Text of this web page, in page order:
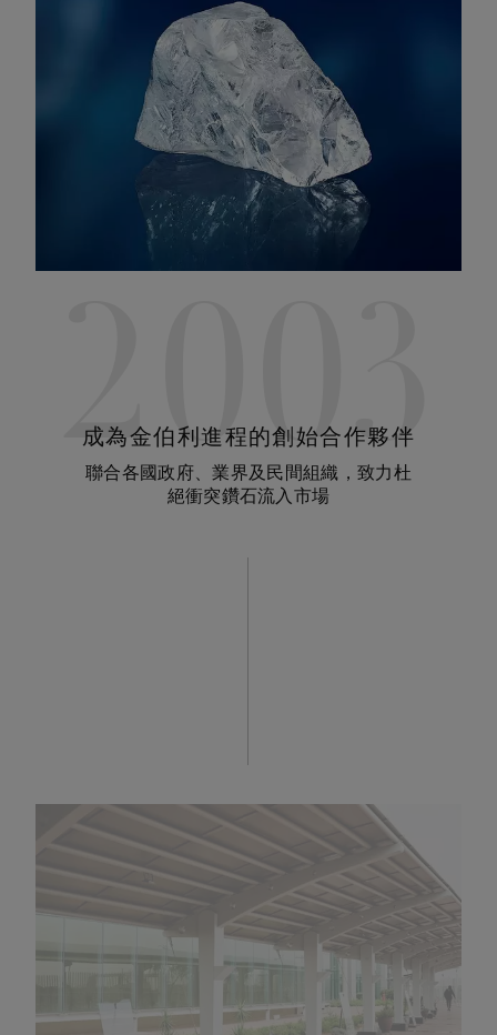
2003
成為金伯利進程的創始合作夥伴
聯合各國政府、業界及民間組織，致力杜
絕衝突鑽石流入市場